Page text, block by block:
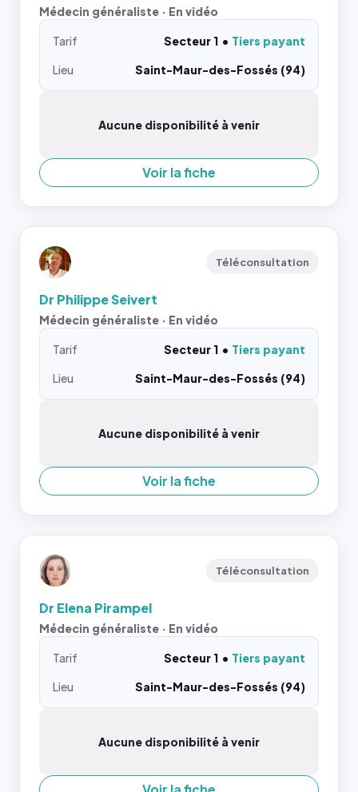
Médecin généraliste · En vidéo
Tarif Secteur 1
Tiers payant
Lieu
Saint-Maur-des-Fossés (94)
Aucune disponibilité à venir
Voir la fiche
Téléconsultation
Dr Philippe Seivert
Médecin généraliste · En vidéo
Tarif Secteur 1
Tiers payant
Lieu
Saint-Maur-des-Fossés (94)
Aucune disponibilité à venir
Voir la fiche
Téléconsultation
Dr Elena Pirampel
Médecin généraliste · En vidéo
Tarif Secteur 1
Tiers payant
Lieu
Saint-Maur-des-Fossés (94)
Aucune disponibilité à venir